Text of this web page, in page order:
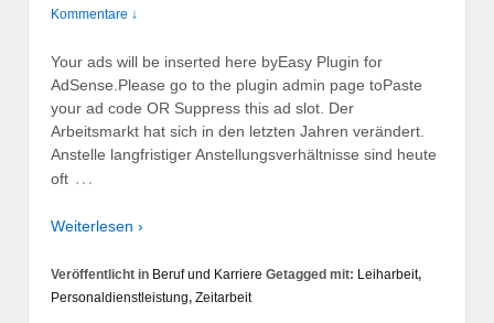
Kommentare ↓
Your ads will be inserted here byEasy Plugin for
AdSense.Please go to the plugin admin page toPaste
your ad code OR Suppress this ad slot. Der
Arbeitsmarkt hat sich in den letzten Jahren verändert.
Anstelle langfristiger Anstellungsverhältnisse sind heute
oft …
Weiterlesen ›
Veröffentlicht in Beruf und Karriere Getagged mit: Leiharbeit,
Personaldienstleistung, Zeitarbeit